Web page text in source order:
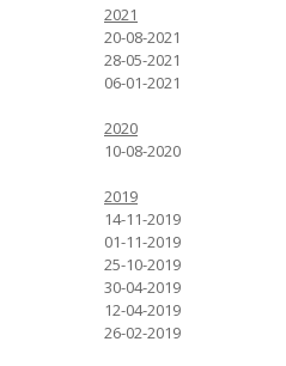
2021
20-08-2021
28-05-2021
06-01-2021
2020
10-08-2020
2019
14-11-2019
01-11-2019
25-10-2019
30-04-2019
12-04-2019
26-02-2019